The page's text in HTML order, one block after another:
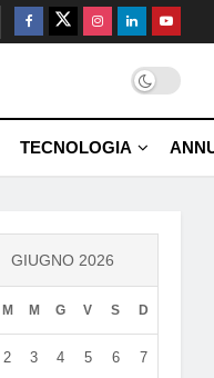
TECNOLOGIA
GIUGNO 2026
M M G V S D
2 3 4 5 6 7